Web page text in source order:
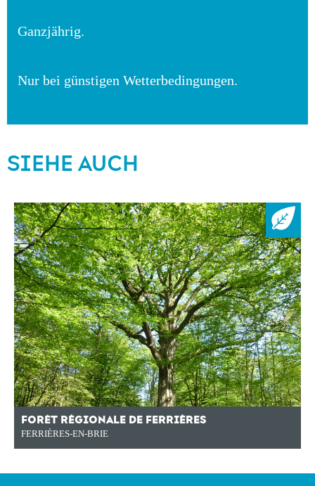
Ganzjährig.
Nur bei günstigen Wetterbedingungen.
SIEHE AUCH
FORÊT RÉGIONALE DE FERRIÈRES
FERRIÈRES-EN-BRIE